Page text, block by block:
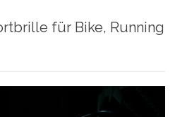
für Bike, Running